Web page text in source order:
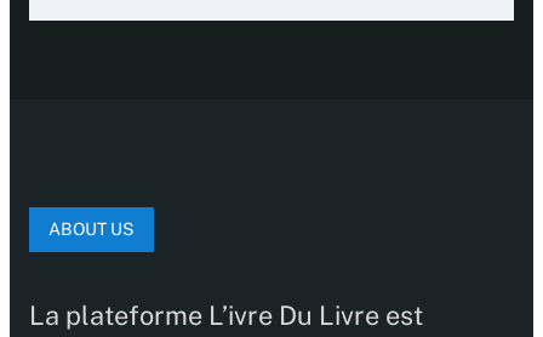
ABOUT US
La plateforme L’ivre Du Livre est